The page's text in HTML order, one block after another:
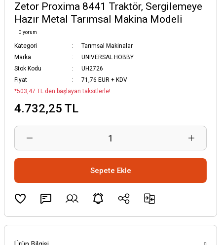
Zetor Proxima 8441 Traktör, Sergilemeye
Hazır Metal Tarımsal Makina Modeli
0 yorum
Kategori
Tarımsal Makinalar
Marka
UNIVERSAL HOBBY
Stok Kodu
UH2726
Fiyat
71,76 EUR + KDV
*503,47 TL den başlayan taksitlerle!
4.732,25 TL
Sepete Ekle